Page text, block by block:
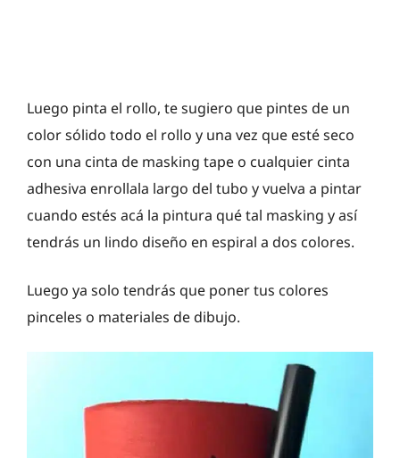
Luego pinta el rollo, te sugiero que pintes de un
color sólido todo el rollo y una vez que esté seco
con una cinta de masking tape o cualquier cinta
adhesiva enrollala largo del tubo y vuelva a pintar
cuando estés acá la pintura qué tal masking y así
tendrás un lindo diseño en espiral a dos colores.
Luego ya solo tendrás que poner tus colores
pinceles o materiales de dibujo.